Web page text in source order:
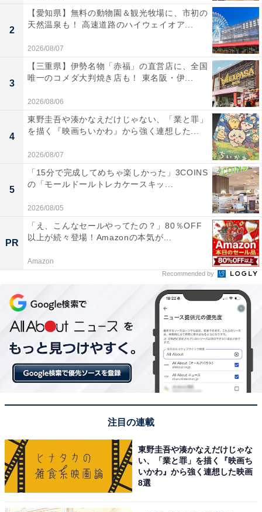
2
【愛知県】無料の動物園＆観光牧場に、市初の
天然温泉も！ 高速道路のハイウェイオア...
2026/08/07
3
【三重県】伊勢名物「赤福」の直営店に、全国
唯一のコメダ大判焼き店も！ 東名阪・伊...
2026/08/06
4
東野圭吾や湊かなえだけじゃない、「業と罪」
を描く『映画ちいかわ』から強く連想した...
2026/08/07
5
「15分で完成してめちゃ楽しかった」3COINS
の「モールドールトレカケースキッ...
2026/08/05
PR
「え、こんなセールやってたの？」80％OFF
以上が続々登場！Amazonの本気が...
Amazon
Recommended by
注目の連載
東野圭吾や湊かなえだけじゃな
い、「業と罪」を描く『映画ち
いかわ』から強く連想した映画
8選